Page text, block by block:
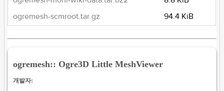
ogremesh-scmroot.tar.gz
94.4 KiB
ogremesh:: Ogre3D Little MeshViewer
개발자: